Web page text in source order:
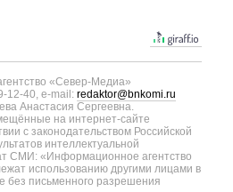
«Север-Медиа»
12-40, e-mail: redaktor@bnkomi.ru
Анастасия Сергеевна.
на интернет-сайте
с законодательством Российской
интеллектуальной
СМИ: «Информационное агентство
использованию другими лицами в
без письменного разрешения